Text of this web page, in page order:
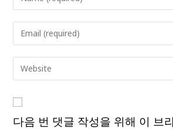
your
name
to
comment
Enter
your
email
address
comment
Enter
your
URL
(optional)
다음 번 댓글 작성을 위해 이 브